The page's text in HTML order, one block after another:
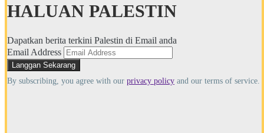
HALUAN PALESTIN
Dapatkan berita terkini Palestin di Email anda
Email Address
By subscribing, you agree with our privacy policy and our terms of service.